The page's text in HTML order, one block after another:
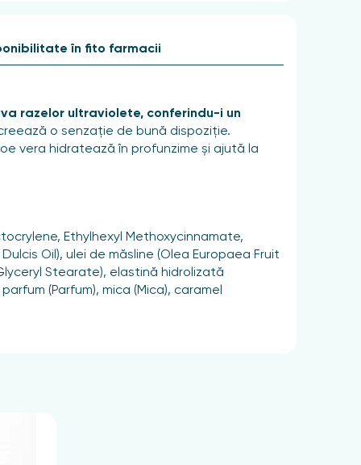
razelor ultraviolete, conferindu-i un
o senzație de bună dispoziție.
vera hidratează în profunzime și ajută la
Ethylhexyl Methoxycinnamate,
Oil), ulei de măsline (Olea Europaea Fruit
Stearate), elastină hidrolizată
(Parfum), mica (Mica), caramel
Pentru a menține protecția, se recomandă
în fito farmacii